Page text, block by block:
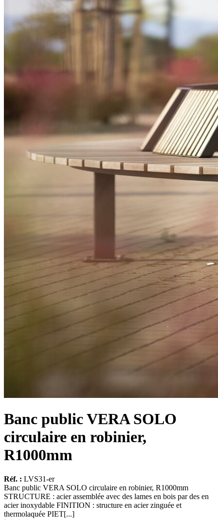
Banc public VERA SOLO
circulaire en robinier,
R1000mm
Réf. : LVS31-er
Banc public VERA SOLO circulaire en robinier, R1000mm
STRUCTURE : acier assemblée avec des lames en bois par des en
acier inoxydable FINITION : structure en acier zinguée et
thermolaquée PIET[...]